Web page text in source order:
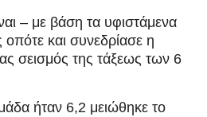
– με βάση τα υφιστάμενα
και συνεδρίασε η
σεισμός της τάξεως των 6
ήταν 6,2 μειώθηκε το